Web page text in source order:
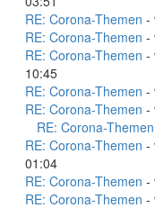
RE: Corona-Themen -
RE: Corona-Themen -
RE: Corona-Themen -
10:45
RE: Corona-Themen -
RE: Corona-Themen -
RE: Corona-Themen
RE: Corona-Themen -
01:04
RE: Corona-Themen -
RE: Corona-Themen -